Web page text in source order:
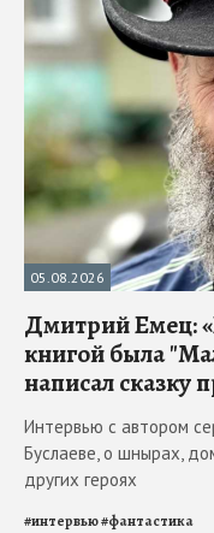
05.08.2026
Дмитрий Емец:
книгой была
написал сказку
Интервью с автором
Буслаеве, о шнырах,
других героях
#интервью#фантастика